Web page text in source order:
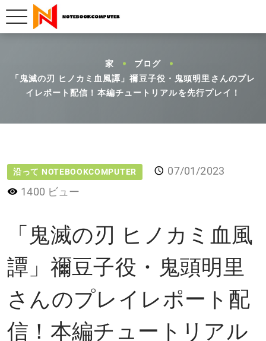
家
ブログ
「鬼滅の刃 ヒノカミ血風譚」禰󠄀豆子役・鬼頭明里さんのプレ
イレポート配信！本編チュートリアルを先行プレイ！
沿って NOTEBOOKCOMPUTER
07/01/2023
1400 ビュー
「鬼滅の刃 ヒノカミ血風
譚」禰󠄀豆子役・鬼頭明里
さんのプレイレポート配
信！本編チュートリアル